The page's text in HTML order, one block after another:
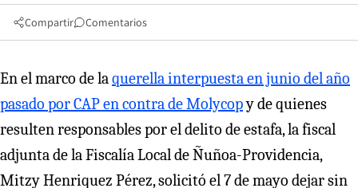
Compartir Comentarios
En el marco de laquerella interpuesta en junio del año
pasado por CAP en contra de Molycopy de quienes
resulten responsables por el delito de estafa, la fiscal
adjunta de la Fiscalía Local de Ñuñoa-Providencia,
Mitzy Henriquez Pérez, solicitó el 7 de mayo dejar sin